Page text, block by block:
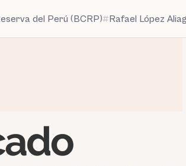
del Perú (BCRP) Rafael López